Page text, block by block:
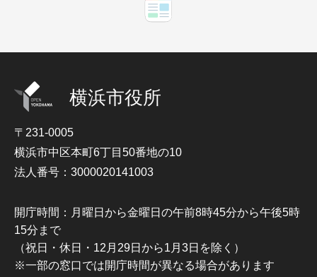
横浜市役所
〒231-0005
横浜市中区本町6丁目50番地の10
法人番号：3000020141003
開庁時間：月曜日から金曜日の午前8時45分から午後5時
15分まで
（祝日・休日・12月29日から1月3日を除く）
※一部の窓口では開庁時間が異なる場合があります